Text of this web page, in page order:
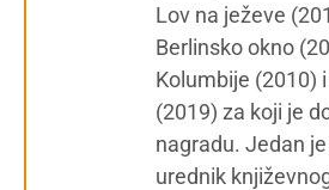
Lov na ježeve
Berlinsko okno
Kolumbije (2010)
(2019) za koji je
nagradu. Jedan
urednik